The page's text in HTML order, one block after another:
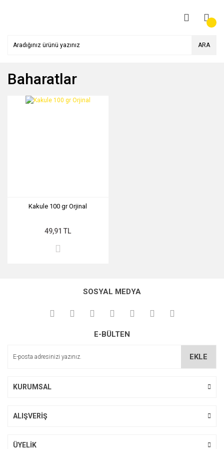
ARA
Baharatlar
Kakule 100 gr Orjinal
49,91 TL
SOSYAL MEDYA
E-BÜLTEN
EKLE
KURUMSAL
ALIŞVERİŞ
ÜYELİK